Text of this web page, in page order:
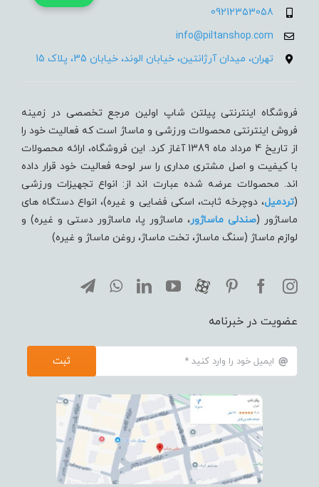
09212353058
info@piltanshop.com
تهران، میدان آرژانتین، خیابان الوند، خیابان 35، پلاک 15
فروشگاه اینترنتی پیلتن شاپ اولین مرجع تخصصی در زمینه
فروش اینترنتی محصولات ورزشی و ماساژ است که فعالیت خود را
از تاریخ 4 مرداد ماه 1389 آغاز کرد. این فروشگاه، ارائه محصولات
با کیفیت و اصل مشتری مداری را سر لوحه فعالیت خود قرار داده
اند. محصولات عرضه شده عبارت اند از: انواع تجهیزات ورزشی
(تردميل، دوچرخه ثابت، اسکی فضایی و غیره)، انواع دستگاه های
ماساژور (صندلی ماساژور، ماساژور پا، ماساژور دستی و غیره) و
لوازم ماساژ (سنگ ماساژ، تخت ماساژ، روغن ماساژ و غیره)
عضویت در خبرنامه
ثبت